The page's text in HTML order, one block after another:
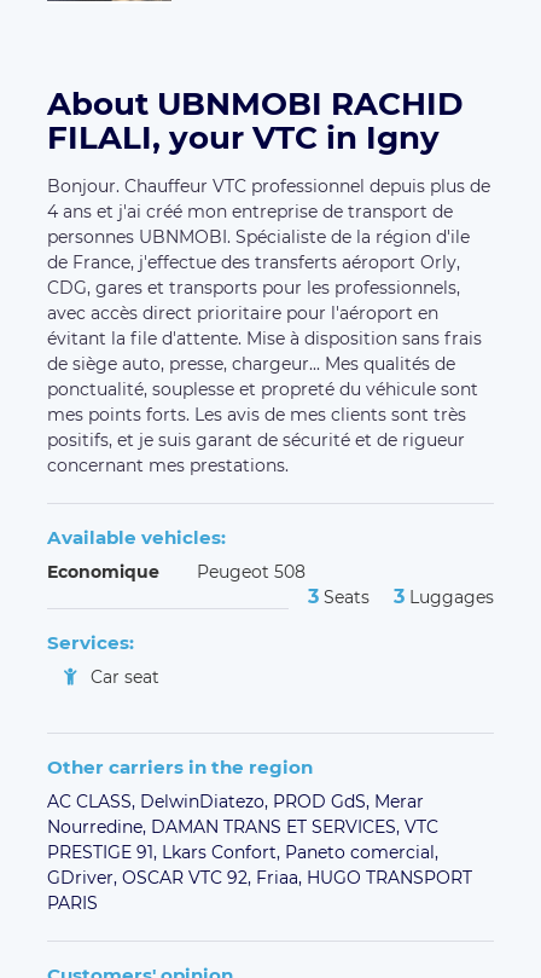
About UBNMOBI RACHID
FILALI, your VTC in Igny
Bonjour. Chauffeur VTC professionnel depuis plus de
4 ans et j'ai créé mon entreprise de transport de
personnes UBNMOBI. Spécialiste de la région d'ile
de France, j'effectue des transferts aéroport Orly,
CDG, gares et transports pour les professionnels,
avec accès direct prioritaire pour l'aéroport en
évitant la file d'attente. Mise à disposition sans frais
de siège auto, presse, chargeur... Mes qualités de
ponctualité, souplesse et propreté du véhicule sont
mes points forts. Les avis de mes clients sont très
positifs, et je suis garant de sécurité et de rigueur
concernant mes prestations.
Available vehicles:
Economique Peugeot 508
3 Seats 3 Luggages
Services:
Car seat
Other carriers in the region
AC CLASS, DelwinDiatezo, PROD GdS, Merar
Nourredine, DAMAN TRANS ET SERVICES, VTC
PRESTIGE 91, Lkars Confort, Paneto comercial,
GDriver, OSCAR VTC 92, Friaa, HUGO TRANSPORT
PARIS